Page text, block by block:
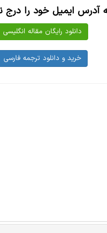
آدرس ایمیل خود را درج